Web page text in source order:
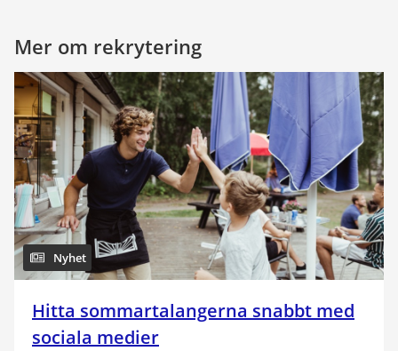
Mer om rekrytering
Nyhet
Hitta sommartalangerna snabbt med
sociala medier